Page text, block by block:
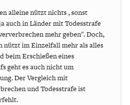
alleine nützt nichts , sonst
auch in Länder mit Todesstrafe
mehr geben". Doch,
nützt im Einzelfall mehr als alles
beim Erschießen eines
geht es auch nicht um
Der Vergleich mit
und Todesstrafe ist